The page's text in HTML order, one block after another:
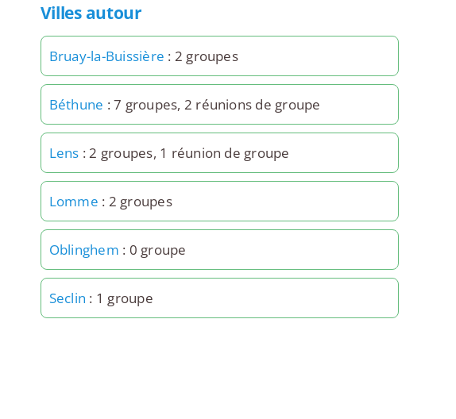
Villes autour
Bruay-la-Buissière : 2 groupes
Béthune : 7 groupes, 2 réunions de groupe
Lens : 2 groupes, 1 réunion de groupe
Lomme : 2 groupes
Oblinghem : 0 groupe
Seclin : 1 groupe